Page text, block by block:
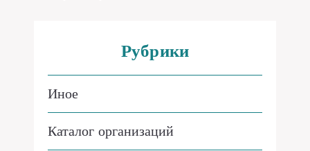
Рубрики
Иное
Каталог организаций